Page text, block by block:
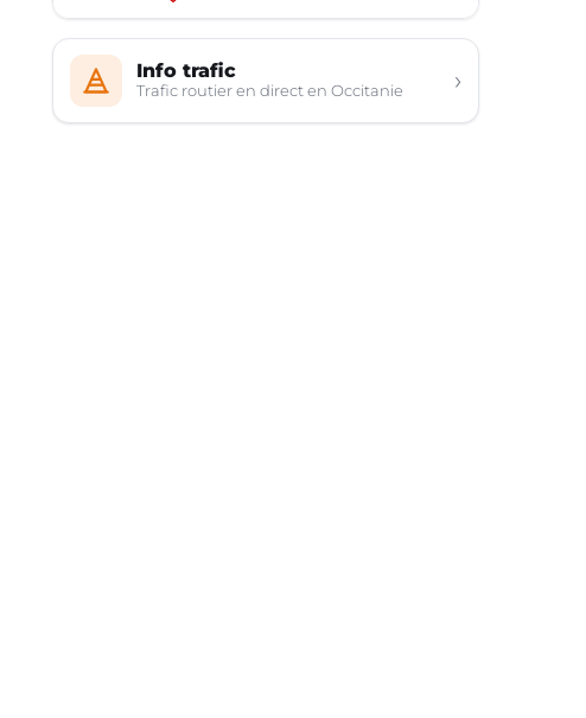
Info trafic
Trafic routier en direct en Occitanie ›